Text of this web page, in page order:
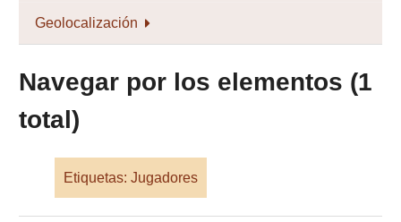
Geolocalización
Navegar por los elementos (1
total)
Etiquetas: Jugadores